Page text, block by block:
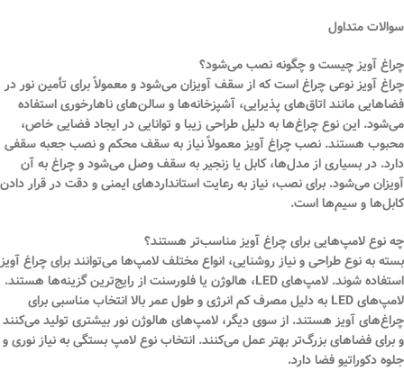
سوالات متداول
چراغ آویز چیست و چگونه نصب می‌شود؟
چراغ آویز نوعی چراغ است که از سقف آویزان می‌شود و معمولاً برای تأمین نور در
فضاهایی مانند اتاق‌های پذیرایی، آشپزخانه‌ها و سالن‌های ناهارخوری استفاده
می‌شود. این نوع چراغ‌ها به دلیل طراحی زیبا و توانایی در ایجاد فضایی خاص،
محبوب هستند. نصب چراغ آویز معمولاً نیاز به سقف محکم و نصب جعبه سقفی
دارد. در بسیاری از مدل‌ها،کابل یا زنجیر به سقف وصل می‌شود و چراغ به آن
آویزان می‌شود. برای نصب، نیاز به رعایت استانداردهای ایمنی و دقت در قرار دادن
کابل‌ها و سیم‌ها است.
چه نوع لامپ‌هایی برای چراغ آویز مناسب‌تر هستند؟
بسته به نوع طراحی و نیاز روشنایی، انواع مختلف لامپ‌ها می‌توانند برای چراغ آویز
استفاده شوند. لامپ‌های LED،
هالوژن یا فلورسنت از رایج‌ترین گزینه‌ها هستند.
لامپ‌های LED به دلیل مصرف کم انرژی و طول عمر بالا انتخاب مناسبی برای
چراغ‌های آویز هستند. از سوی دیگر، لامپ‌های هالوژن نور بیشتری تولید می‌کنند
و برای فضاهای بزرگ‌تر بهتر عمل می‌کنند. انتخاب نوع لامپ بستگی به نیاز نوری و
جلوه دکوراتیو فضا دارد.